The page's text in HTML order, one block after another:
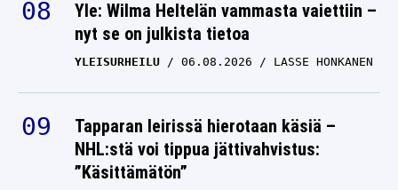
Yle: Wilma Heltelän vammasta vaiettiin –
nyt se on julkista tietoa
YLEISURHEILU 06.08.2026 LASSE HONKANEN
Tapparan leirissä hierotaan käsiä –
NHL:stä voi tippua jättivahvistus:
”Käsittämätön”